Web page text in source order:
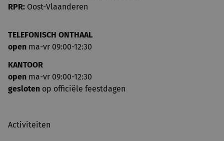
RPR: Oost-Vlaanderen
TELEFONISCH ONTHAAL
open ma-vr 09:00-12:30
KANTOOR
open ma-vr 09:00-12:30
gesloten op officiële feestdagen
Activiteiten